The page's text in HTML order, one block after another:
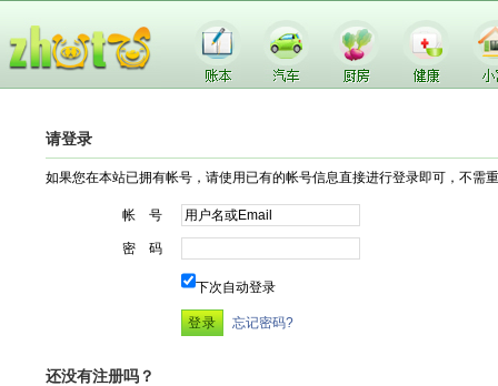
请登录
如果您在本站已拥有帐号，请使用已有的帐号信息直接进行登录即可，不需
帐 号
密 码
下次自动登录
忘记密码?
还没有注册吗？